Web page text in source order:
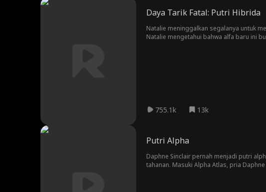
Daya Tarik Fatal: Putri Hibrida
Natalie meninggalkan segalanya untuk
Natalie mengetahui bahwa alfa baru ini
755.1k 13k
Putri Alpha
Daphne Sinclair pernah menjadi putri
tahanan. Masuki Alpha Atlas, pria